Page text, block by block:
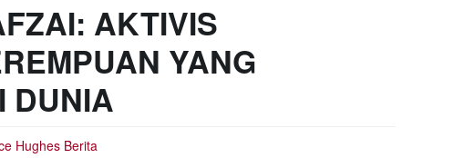
AKTIVIS
YANG
DUNIA
Hughes Berita